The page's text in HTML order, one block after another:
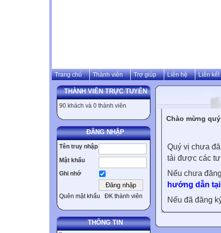
Trang chủ Thành viên Trợ giúp Liên hệ Liên kết
THÀNH VIÊN TRỰC TUYẾN
90 khách và 0 thành viên
ĐĂNG NHẬP
Tên truy nhập
Mật khẩu
Ghi nhớ
Quên mật khẩu ĐK thành viên
THÔNG TIN
Chào mừng
Quý vị chưa
tải được các
Nếu chưa
hướng dẫn
Nếu đã đăng